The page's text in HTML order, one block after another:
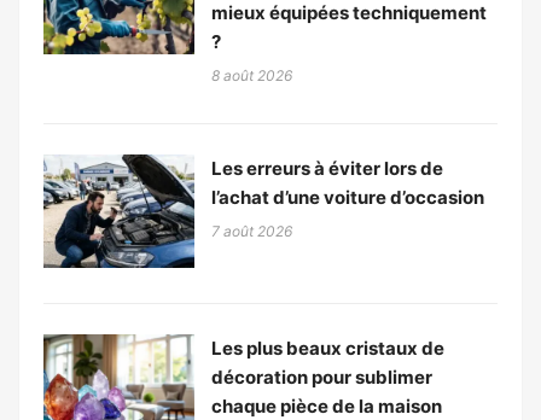
mieux équipées techniquement
?
8 août 2026
Les erreurs à éviter lors de
l’achat d’une voiture d’occasion
7 août 2026
Les plus beaux cristaux de
décoration pour sublimer
chaque pièce de la maison